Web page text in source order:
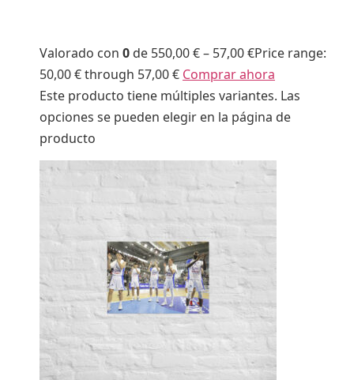
Valorado con 0 de 550,00 €– 57,00 €Price range:
50,00 € through 57,00 € Comprar ahora
Este producto tiene múltiples variantes. Las
opciones se pueden elegir en la página de
producto